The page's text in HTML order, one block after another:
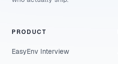
PRODUCT
EasyEnv Interview